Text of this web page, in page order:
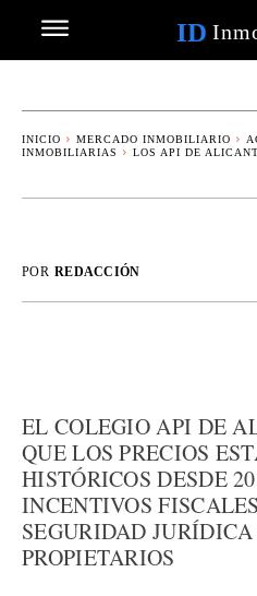
ID
INICIO MERCADO INMOBILIARIO
INMOBILIARIAS
LOS API DE
POR REDACCIÓN
EL COLEGIO API DE
QUE LOS PRECIOS
HISTÓRICOS DESDE
INCENTIVOS
SEGURIDAD
PROPIETARIOS